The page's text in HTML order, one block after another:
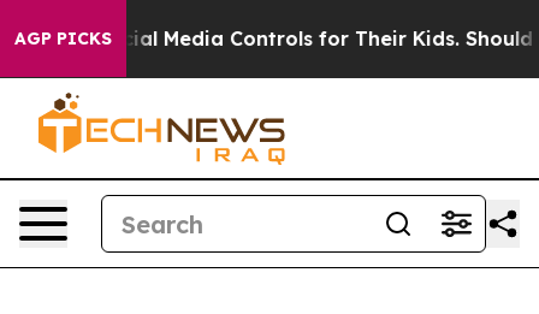
AGP PICKS
Social Media Controls for Their Kids. Should the